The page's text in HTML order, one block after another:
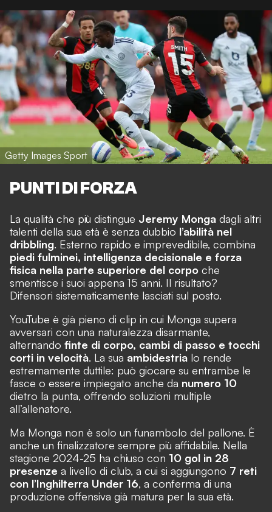
Getty Images Sport
PUNTI DI FORZA
La qualità che più distingue Jeremy Monga dagli altri
talenti della sua età è senza dubbio l’abilità nel
dribbling. Esterno rapido e imprevedibile, combina
piedi fulminei, intelligenza decisionale e forza
fisica nella parte superiore del corpo che
smentisce i suoi appena 15 anni. Il risultato?
Difensori sistematicamente lasciati sul posto.
YouTube è già pieno di clip in cui Monga supera
avversari con una naturalezza disarmante,
alternando finte di corpo, cambi di passo e tocchi
corti in velocità. La sua ambidestria lo rende
estremamente duttile: può giocare su entrambe le
fasce o essere impiegato anche da numero 10
dietro la punta, offrendo soluzioni multiple
all’allenatore.
Ma Monga non è solo un funambolo del pallone. È
anche un finalizzatore sempre più affidabile. Nella
stagione 2024-25 ha chiuso con 10 gol in 28
presenze a livello di club, a cui si aggiungono 7 reti
con l’Inghilterra Under 16, a conferma di una
produzione offensiva già matura per la sua età.